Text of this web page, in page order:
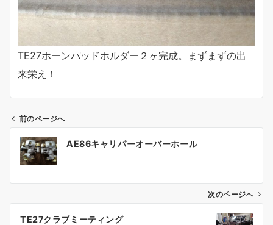
TE27ホーンパッドホルダー２ヶ完成。まずまずの出
来栄え！
前のページへ
AE86キャリパーオーバーホール
次のページへ
TE27クラブミーティング